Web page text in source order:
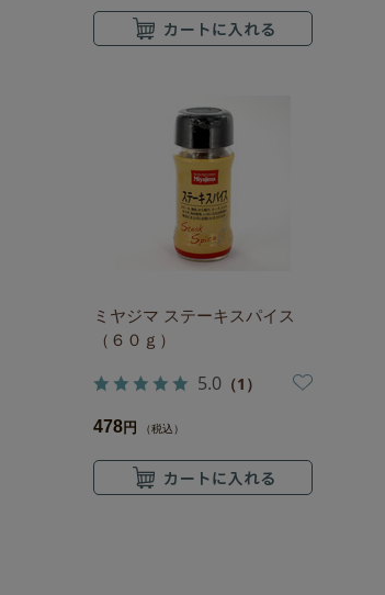
ミヤジマ ステーキスパイス
（６０ｇ）
5.0 （1）
478 円 （税込）